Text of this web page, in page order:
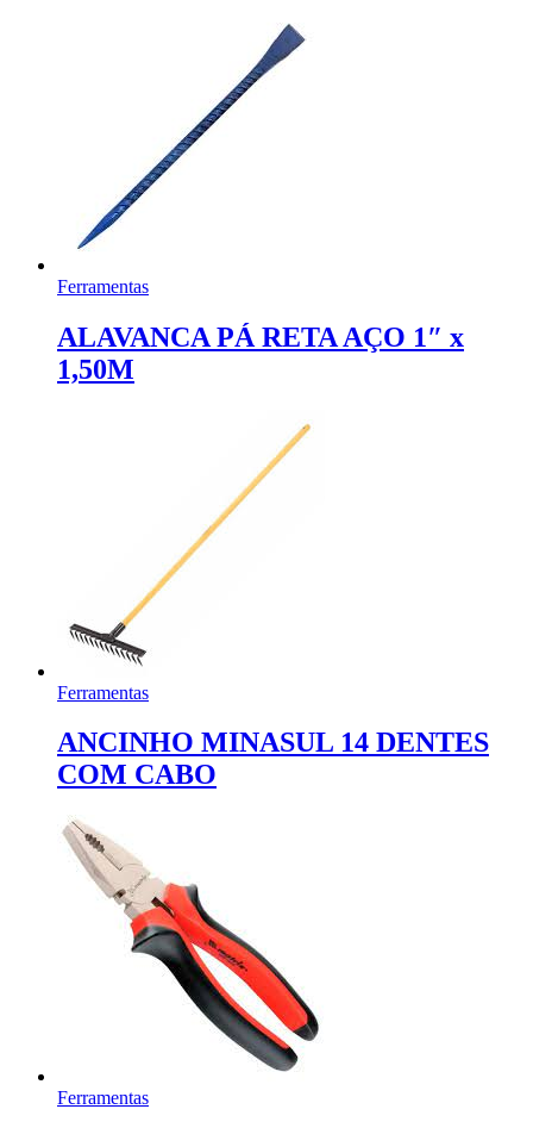
Ferramentas
ALAVANCA PÁ RETA AÇO 1″ x
1,50M
Ferramentas
ANCINHO MINASUL 14 DENTES
COM CABO
Ferramentas